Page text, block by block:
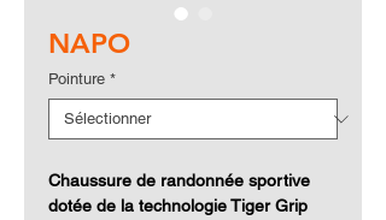
NAPO
Pointure *
Chaussure de randonnée sportive
dotée de la technologie Tiger Grip